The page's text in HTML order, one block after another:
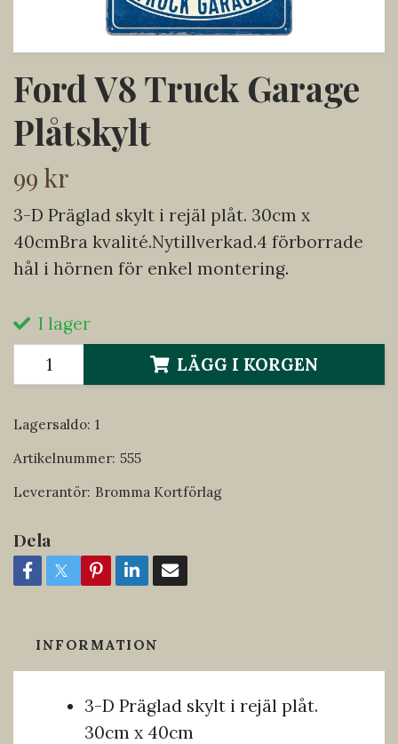
Ford V8 Truck Garage
Plåtskylt
99 kr
3-D Präglad skylt i rejäl plåt. 30cm x
40cmBra kvalité.Nytillverkad.4 förborrade
hål i hörnen för enkel montering.
I lager
LÄGG I KORGEN
Lagersaldo: 1
Artikelnummer: 555
Leverantör: Bromma Kortförlag
Dela
INFORMATION
3-D Präglad skylt i rejäl plåt.
30cm x 40cm